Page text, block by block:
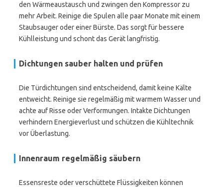
den Wärmeaustausch und zwingen den Kompressor zu
mehr Arbeit. Reinige die Spulen alle paar Monate mit einem
Staubsauger oder einer Bürste. Das sorgt für bessere
Kühlleistung und schont das Gerät langfristig.
Dichtungen sauber halten und prüfen
Die Türdichtungen sind entscheidend, damit keine Kälte
entweicht. Reinige sie regelmäßig mit warmem Wasser und
achte auf Risse oder Verformungen. Intakte Dichtungen
verhindern Energieverlust und schützen die Kühltechnik
vor Überlastung.
Innenraum regelmäßig säubern
Essensreste oder verschüttete Flüssigkeiten können